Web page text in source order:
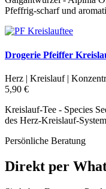
Pfeffrig-scharf und
Drogerie Pfeiffer
Herz | Kreislauf |
5,90 €
Kreislauf-Tee - Species
des Herz-Kreislauf-
Persönliche Beratung
Direkt per